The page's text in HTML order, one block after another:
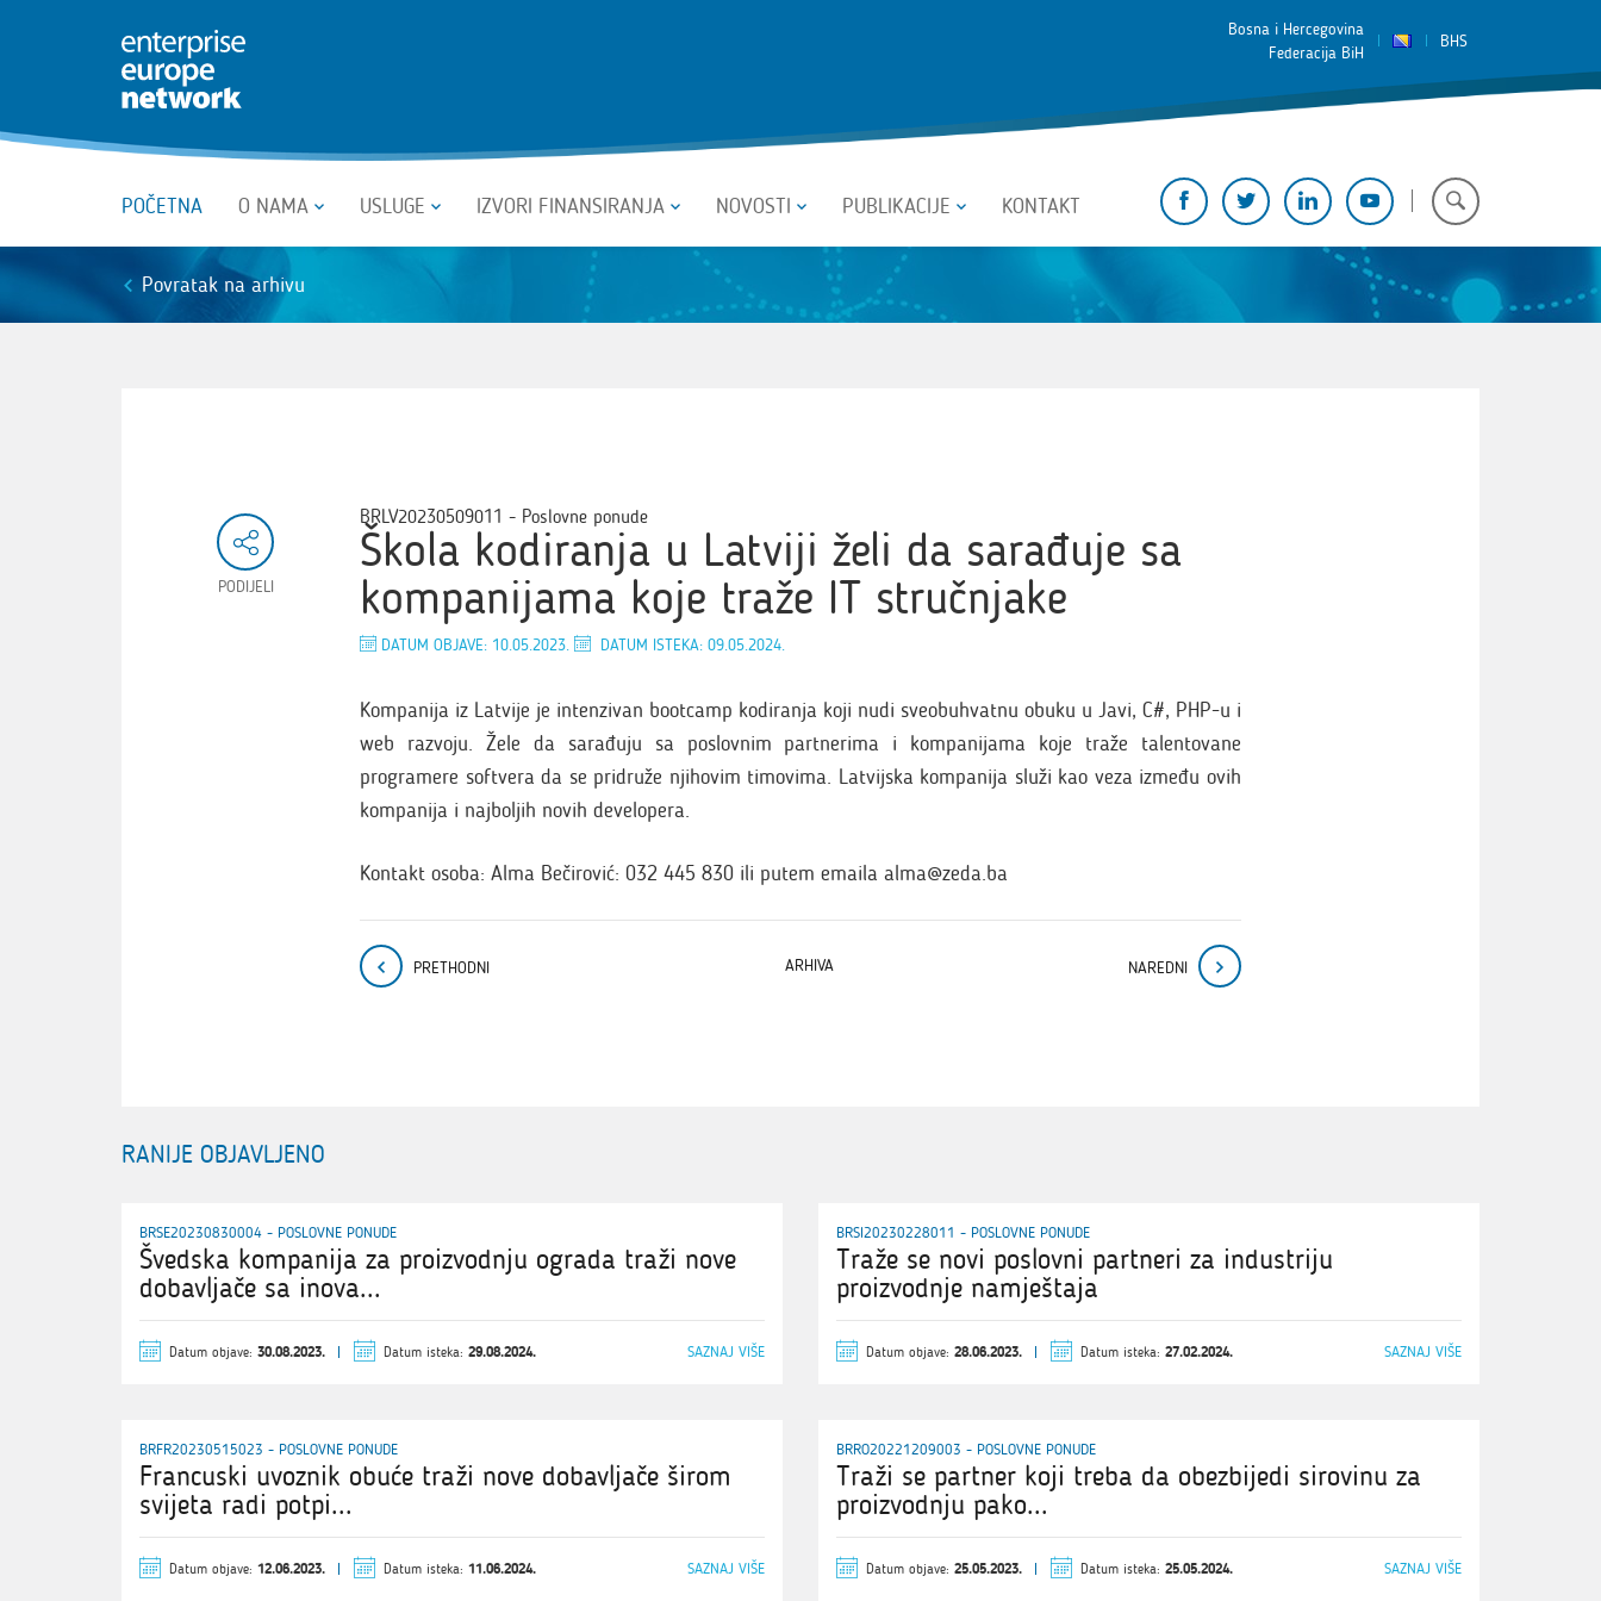
Bosna i Hercegovina
Federacija BiH
BHS
POČETNA O NAMA USLUGE IZVORI FINANSIRANJA NOVOSTI PUBLIKACIJE KONTAKT
Povratak na arhivu
BRLV20230509011 - Poslovne ponude
Škola kodiranja u Latviji želi da sarađuje sa
kompanijama koje traže IT stručnjake
DATUM OBJAVE: 10.05.2023. DATUM ISTEKA: 09.05.2024.
Kompanija iz Latvije je intenzivan bootcamp kodiranja koji nudi sveobuhvatnu obuku u Javi, C#, PHP-u i
web razvoju. Žele da sarađuju sa poslovnim partnerima i kompanijama koje traže talentovane
programere softvera da se pridruže njihovim timovima. Latvijska kompanija služi kao veza između ovih
kompanija i najboljih novih developera.
Kontakt osoba: Alma Bečirović: 032 445 830 ili putem emaila alma@zeda.ba
PODIJELI
PRETHODNI ARHIVA NAREDNI
RANIJE OBJAVLJENO
BRSE20230830004 - POSLOVNE PONUDE
Švedska kompanija za proizvodnju ograda traži nove
dobavljače sa inova...
Datum objave: 30.08.2023. Datum isteka: 29.08.2024. SAZNAJ VIŠE
BRSI20230228011 - POSLOVNE PONUDE
Traže se novi poslovni partneri za industriju
proizvodnje namještaja
Datum objave: 28.06.2023. Datum isteka: 27.02.2024. SAZNAJ VIŠE
BRFR20230515023 - POSLOVNE PONUDE
Francuski uvoznik obuće traži nove dobavljače širom
svijeta radi potpi...
Datum objave: 12.06.2023. Datum isteka: 11.06.2024. SAZNAJ VIŠE
BRRO20221209003 - POSLOVNE PONUDE
Traži se partner koji treba da obezbijedi sirovinu za
proizvodnju pako...
Datum objave: 25.05.2023. Datum isteka: 25.05.2024. SAZNAJ VIŠE